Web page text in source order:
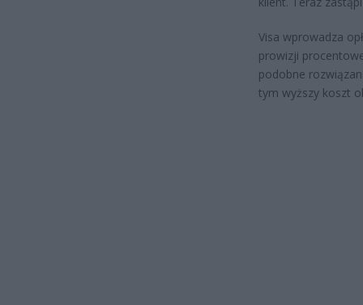
Visa wprowadza
prowizji
podobne
tym wyższy koszt